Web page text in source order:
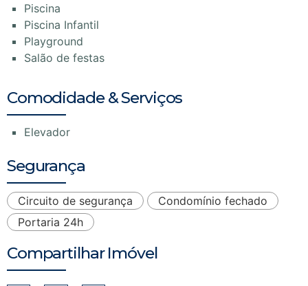
Piscina
Piscina Infantil
Playground
Salão de festas
Comodidade & Serviços
Elevador
Segurança
Circuito de segurança
Condomínio fechado
Portaria 24h
Compartilhar Imóvel